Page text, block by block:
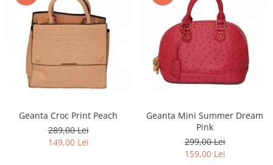
Geanta Croc Print Peach
289,00 Lei
149,00 Lei
Geanta Mini Summer Dream
Pink
299,00 Lei
159,00 Lei